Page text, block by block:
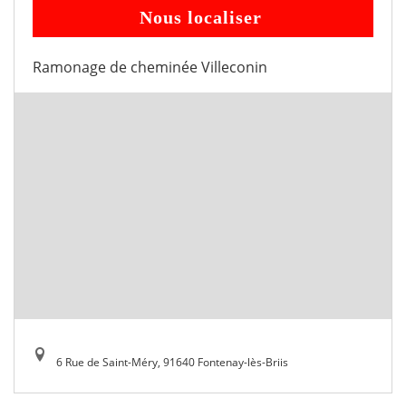
Nous localiser
Ramonage de cheminée Villeconin
6 Rue de Saint-Méry, 91640 Fontenay-lès-Briis